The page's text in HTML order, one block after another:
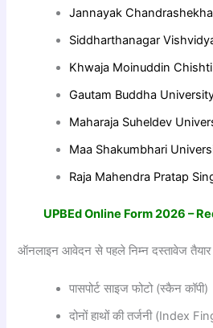
Jannayak
Siddharthanagar
Khwaja Moinuddin
Gautam Buddha
Maharaja Suheldev
Maa Shakumbhari
Raja Mahendra Pratap
UPBEd Online Form 2026 –
ऑनलाइन आवेदन से पहले निम्न दस्तावेज
पासपोर्ट साइज फोटो (स्कैन कॉपी)
दोनों हाथों की तर्जनी (Index